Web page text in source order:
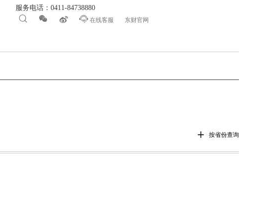
   在线客服 东财官网
服务电话：0411-84738880
 按省份查询